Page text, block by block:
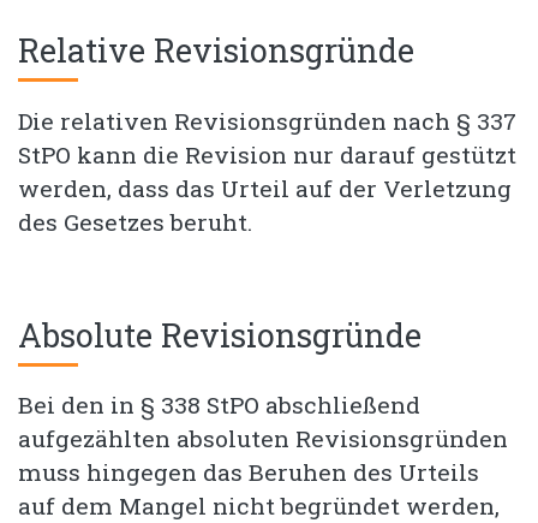
Relative Revisionsgründe
Die relativen Revisionsgründen nach § 337
StPO kann die Revision nur darauf gestützt
werden, dass das Urteil auf der Verletzung
des Gesetzes beruht.
Absolute Revisionsgründe
Bei den in § 338 StPO abschließend
aufgezählten absoluten Revisionsgründen
muss hingegen das Beruhen des Urteils
auf dem Mangel nicht begründet werden,